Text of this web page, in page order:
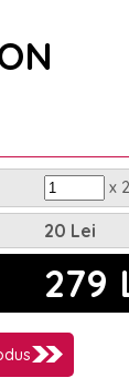
x
20 Lei
279